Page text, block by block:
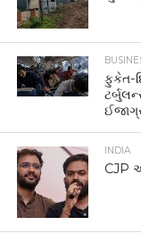
ફુકેત-
INDIA
CJP